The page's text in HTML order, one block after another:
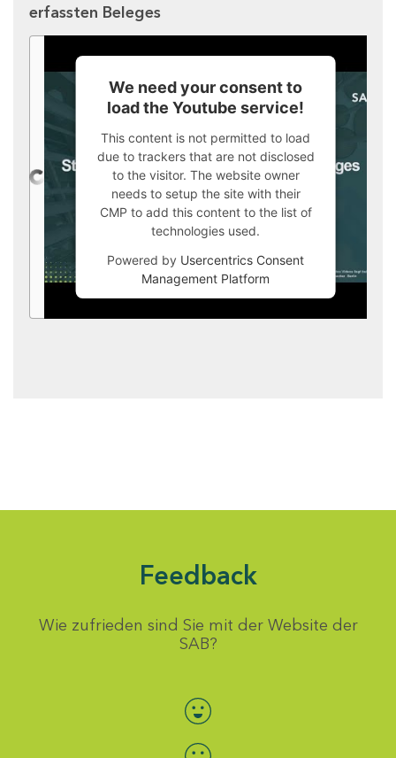
erfassten Beleges
We need your consent to
load the Youtube service!
This content is not permitted to load
due to trackers that are not disclosed
to the visitor. The website owner
needs to setup the site with their
CMP to add this content to the list of
technologies used.
Powered by Usercentrics Consent
Management Platform
Feedback
Wie zufrieden sind Sie mit der Website der
SAB?
Bewertung auswählen